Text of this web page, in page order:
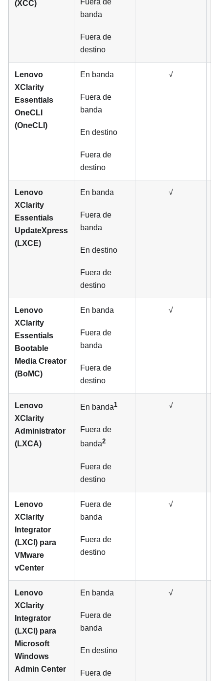
(XCC)
Fuera de
banda
Fuera de
destino
Lenovo
XClarity
Essentials
OneCLI
(OneCLI)
En banda
Fuera de
banda
En destino
Fuera de
destino
√
Lenovo
XClarity
Essentials
UpdateXpress
(LXCE)
En banda
Fuera de
banda
En destino
Fuera de
destino
√
Lenovo
XClarity
Essentials
Bootable
Media Creator
(BoMC)
En banda
Fuera de
banda
Fuera de
destino
√
Lenovo
XClarity
Administrator
(LXCA)
En banda1
Fuera de
banda2
Fuera de
destino
√
Lenovo
XClarity
Integrator
(LXCI) para
VMware
vCenter
Fuera de
banda
Fuera de
destino
√
Lenovo
XClarity
Integrator
(LXCI) para
Microsoft
Windows
Admin Center
En banda
Fuera de
banda
En destino
Fuera de
√